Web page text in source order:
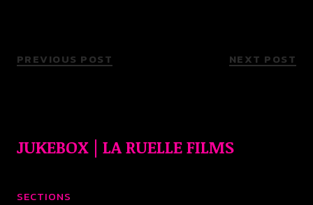
PREVIOUS POST NEXT POST
JUKEBOX | LA RUELLE FILMS
SECTIONS